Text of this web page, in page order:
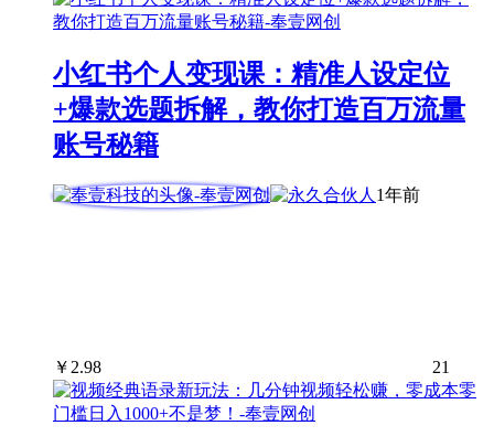
小红书个人变现课：精准人设定位
+爆款选题拆解，教你打造百万流量
账号秘籍
1年前
￥ 2.98 21